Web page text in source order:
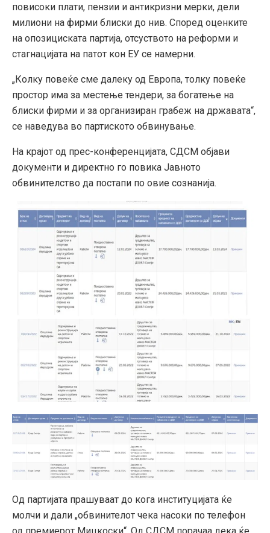
повисоки плати, пензии и антикризни мерки, дели
милиони на фирми блиски до нив. Според оценките
на опозициската партија, отсуството на реформи и
стагнацијата на патот кон ЕУ се намерни.
„Колку повеќе сме далеку од Европа, толку повеќе
простор има за местење тендери, за богатење на
блиски фирми и за организиран грабеж на државата“,
се наведува во партиското обвинување.
На крајот од прес-конференцијата, СДСМ објави
документи и директно го повика Јавното
обвинителство да постапи по овие сознанија.
Од партијата прашуваат до кога институцијата ќе
молчи и дали „обвинителот чека насоки по телефон
од премиерот Мицкоски“. Од СДСМ порачаа дека ќе